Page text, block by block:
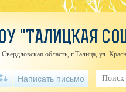
"ТАЛИЦКАЯ
область, г.Талица, ул.
Написать письмо